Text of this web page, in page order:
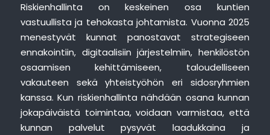
Riskienhallinta on keskeinen osa kuntien
vastuullista ja tehokasta johtamista. Vuonna 2025
menestyvät kunnat panostavat strategiseen
ennakointiin, digitaalisiin järjestelmiin, henkilöstön
osaamisen kehittämiseen, taloudelliseen
vakauteen sekä yhteistyöhön eri sidosryhmien
kanssa. Kun riskienhallinta nähdään osana kunnan
jokapäiväistä toimintaa, voidaan varmistaa, että
kunnan palvelut pysyvät laadukkaina ja